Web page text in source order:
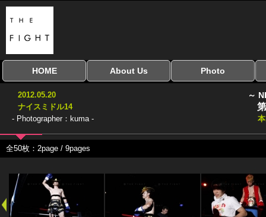
HOME
全興行を表示
ナイスミドル
アマチュアキック
協議会
全日本学生キック
建武館キッズ大会
Bigbang
おやじファイト
About Us Photo
2012.05.20
ナイスミドル14
- Photographer：kuma -
～
全50枚：2page / 9pages